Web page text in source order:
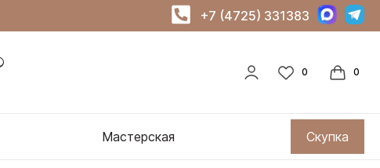
+7 (4725) 331383
Мастерская Скупка